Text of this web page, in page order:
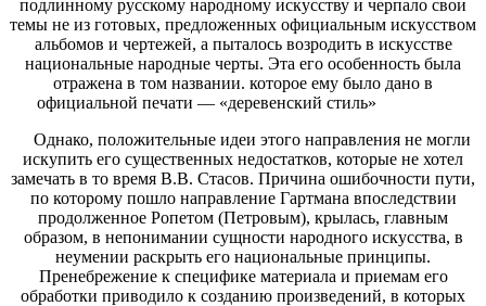
подлинному русскому народному искусству и черпало свои
темы не из готовых, предложенных официальным искусством
альбомов и чертежей, а пыталось возродить в искусстве
национальные народные черты. Эта его особенность была
отражена в том названии. которое ему было дано в
официальной печати — «деревенский стиль»
Однако, положительные идеи этого направления не могли
искупить его существенных недостатков, которые не хотел
замечать в то время В.В. Стасов. Причина ошибочности пути,
по которому пошло направление Гартмана впоследствии
продолженное Ропетом (Петровым), крылась, главным
образом, в непонимании сущности народного искусства, в
неумении раскрыть его национальные принципы.
Пренебрежение к специфике материала и приемам его
обработки приводило к созданию произведений, в которых